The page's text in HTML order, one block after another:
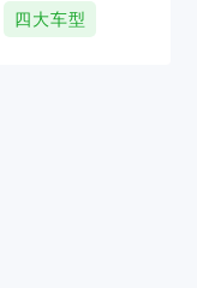
四大车型